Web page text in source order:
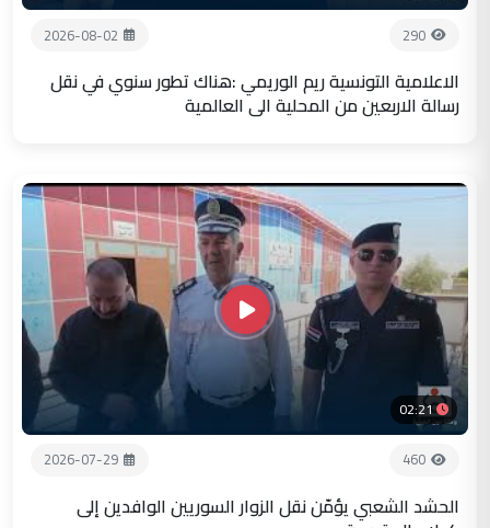
290
2026-08-02
الاعلامية التونسية ريم الوريمي :هناك تطور سنوي في نقل
رسالة الاربعين من المحلية الى العالمية
02:21
460
2026-07-29
الحشد الشعبي يؤمّن نقل الزوار السوريين الوافدين إلى